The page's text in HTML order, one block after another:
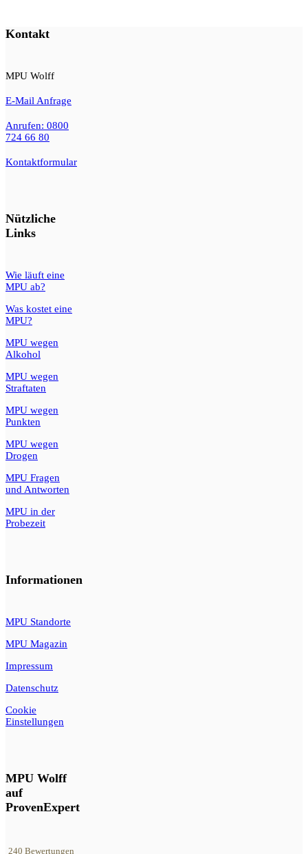
Kontakt
MPU Wolff
E-Mail Anfrage
Anrufen: 0800
724 66 80
Kontaktformular
Nützliche
Links
Wie läuft eine
MPU ab?
Was kostet eine
MPU?
MPU wegen
Alkohol
MPU wegen
Straftaten
MPU wegen
Punkten
MPU wegen
Drogen
MPU Fragen
und Antworten
MPU in der
Probezeit
Informationen
MPU Standorte
MPU Magazin
Impressum
Datenschutz
Cookie
Einstellungen
MPU Wolff
auf
ProvenExpert
240 Bewertungen